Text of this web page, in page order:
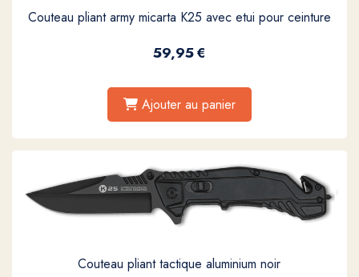
Couteau pliant army micarta K25 avec etui pour ceinture
59,95€
Ajouter au panier
Couteau pliant tactique aluminium noir